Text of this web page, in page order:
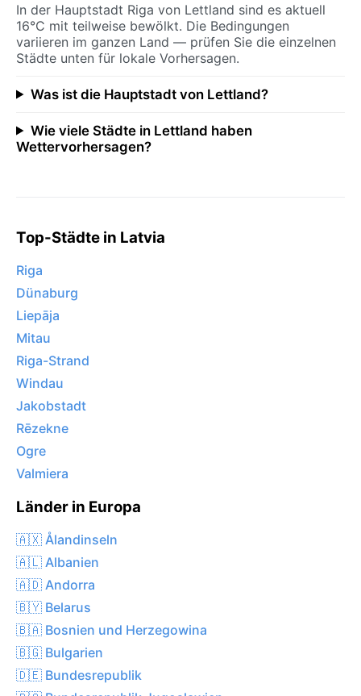
In der Hauptstadt Riga von Lettland sind es aktuell
16°C mit teilweise bewölkt. Die Bedingungen
variieren im ganzen Land — prüfen Sie die einzelnen
Städte unten für lokale Vorhersagen.
Was ist die Hauptstadt von Lettland?
Wie viele Städte in Lettland haben
Wettervorhersagen?
Top-Städte in Latvia
Riga
Dünaburg
Liepāja
Mitau
Riga-Strand
Windau
Jakobstadt
Rēzekne
Ogre
Valmiera
Länder in Europa
🇦🇽 Ålandinseln
🇦🇱 Albanien
🇦🇩 Andorra
🇧🇾 Belarus
🇧🇦 Bosnien und Herzegowina
🇧🇬 Bulgarien
🇩🇪 Bundesrepublik